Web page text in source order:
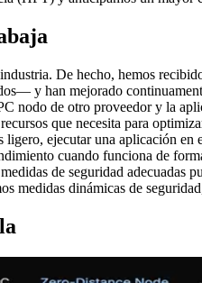
De hecho, hemos
y han mejorado
nodo de otro proveedor y la
que necesita para
ejecutar una aplicación
cuando funciona de
de seguridad
medidas dinámicas de